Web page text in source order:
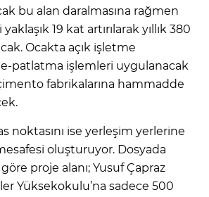
bu alan daralmasına rağmen
19 kat artırılarak yıllık 380
Ocakta açık işletme
patlatma işlemleri uygulanacak
fabrikalarına hammadde
noktasını ise yerleşim yerlerine
oluşturuyor. Dosyada
proje alanı; Yusuf Çapraz
Yüksekokulu’na sadece 500